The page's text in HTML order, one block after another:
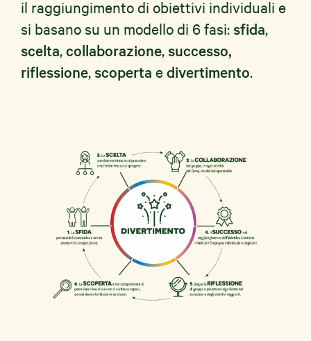
il raggiungimento di obiettivi individuali e
si basano su un modello di 6 fasi:sfida,
scelta,collaborazione,successo,
riflessione,scoperta edivertimento.